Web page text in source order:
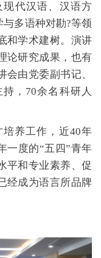
代汉语、汉语方
多语种对勘?等领
和学术建树。演讲
论研究成果，也有
由党委副书记、
，70余名科研人
养工作，近40年
一度的“五四”青年
平和专业素养、促
经成为语言所品牌